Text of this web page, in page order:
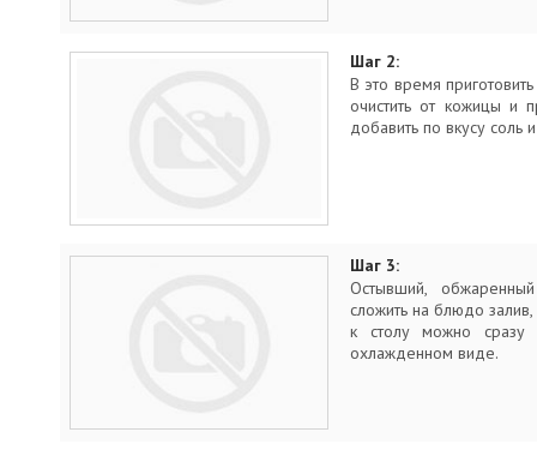
Шаг 2:
В это время
очистить от кожицы и
добавить по вкусу
Шаг 3:
Остывший,
сложить на блюдо
к столу можно сразу
охлажденном виде.